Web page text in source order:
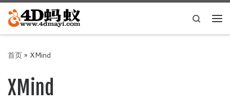
Skip to content
Search
首页» XMind
XMind